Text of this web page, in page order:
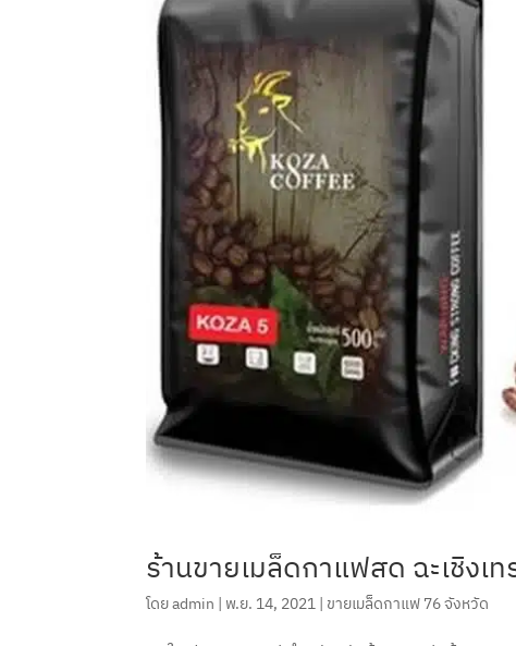
ร้านขายเมล็ดกาแฟสด ฉะเชิงเท
โดยadmin | พ.ย. 14, 2021 | ขายเมล็ดกาแฟ 76 จังหวัด